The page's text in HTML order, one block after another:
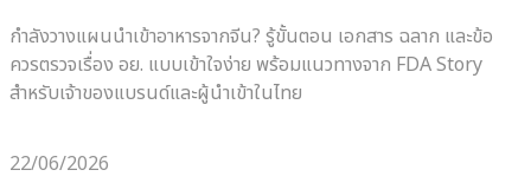
กำลังวางแผนนำเข้าอาหารจากจีน? รู้ขั้นตอน เอกสาร ฉลาก และข้อ
ควรตรวจเรื่อง อย. แบบเข้าใจง่าย พร้อมแนวทางจาก FDA Story
สำหรับเจ้าของแบรนด์และผู้นำเข้าในไทย
22/06/2026